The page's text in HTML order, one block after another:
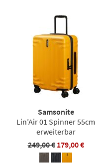
Samsonite
Lin’Air 01 Spinner 55cm
erweiterbar
249,00 € 179,00 €